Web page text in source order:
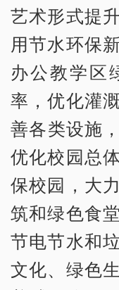
艺术形式提
用节水环保
办公教学区
率，优化灌
善各类设施
优化校园总
保校园，大
筑和绿色食
节电节水和
文化、绿色